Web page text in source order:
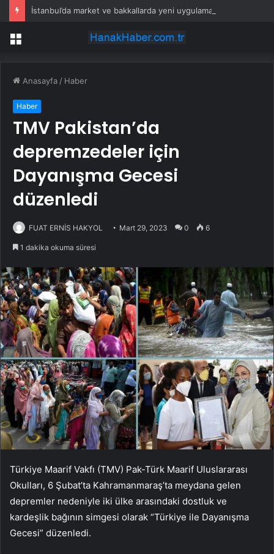
Menü
Anasayfa / Haber
Haber
TMV Pakistan’da
depremzedeler için
Dayanışma Gecesi
düzenledi
FUAT ERNİS HAKYOL Mart 29, 2023 0 6
1 dakika okuma süresi
Türkiye Maarif Vakfı (TMV) Pak-Türk Maarif Uluslararası
Okulları, 6 Şubat’ta Kahramanmaraş’ta meydana gelen
depremler nedeniyle iki ülke arasındaki dostluk ve
kardeşlik bağının simgesi olarak “Türkiye ile Dayanışma
Gecesi” düzenledi.